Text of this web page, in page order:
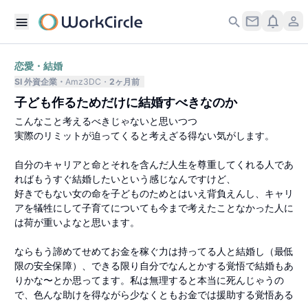
恋愛・結婚
SI 外資企業 Amz3DC 2ヶ月前
子ども作るためだけに結婚すべきなのか
こんなこと考えるべきじゃないと思いつつ
実際のリミットが迫ってくると考えざる得ない気がします。
自分のキャリアと命とそれを含んだ人生を尊重してくれる人であ
ればもうすぐ結婚したいという感じなんですけど、
好きでもない女の命を子どものためとはいえ背負えんし、キャリ
アを犠牲にして子育てについても今まで考えたことなかった人に
は荷が重いよなと思います。
ならもう諦めてせめてお金を稼ぐ力は持ってる人と結婚し（最低
限の安全保障）、できる限り自分でなんとかする覚悟で結婚もあ
りかな〜とか思ってます。私は無理すると本当に死んじゃうの
で、色んな助けを得ながら少なくともお金では援助する覚悟ある